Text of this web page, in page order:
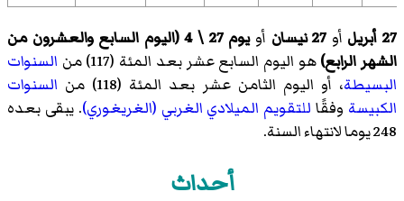
27 أبريل أو 27 نيسان أو
يوم 27 \ 4 (اليوم السابع والعشرون من
الشهر الرابع)هو اليوم السابع عشر بعد المئة (117) من
السنوات
البسيطة، أو اليوم الثامن عشر بعد المئة (118) من
السنوات
الكبيسة وفقًا للتقويم الميلادي الغربي (الغريغوري). يبقى بعده
248 يوما لانتهاء السنة.
أحداث